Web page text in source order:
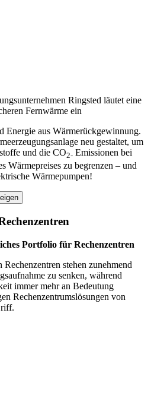
Ringsted läutet eine
Fernwärme ein
Energie aus Wärmerückgewinnung.
neu gestaltet, um
und die CO2- Emissionen bei
Wärmepreises zu begrenzen – und
Wärmepumpen!
Portfolio für Rechenzentren
stehen zunehmend
zu senken, während
immer mehr an Bedeutung
Rechenzentrumslösungen von